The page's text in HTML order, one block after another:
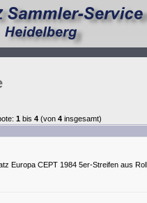
1 bis 4 (von 4 insgesamt)
Europa CEPT 1984 5er-Streifen aus